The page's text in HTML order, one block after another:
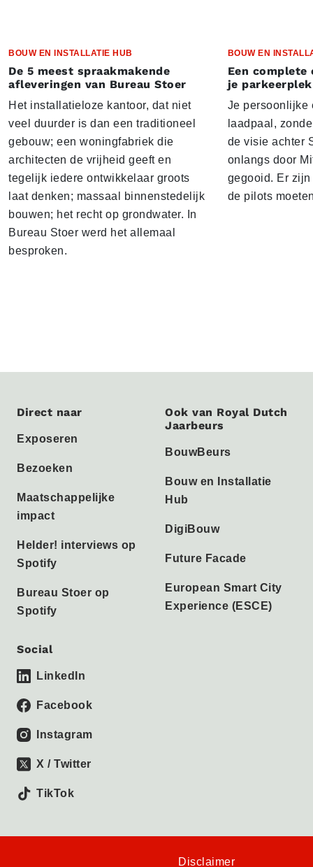
BOUW EN INSTALLATIE HUB
De 5 meest spraakmakende
afleveringen van Bureau Stoer
Het installatieloze kantoor, dat niet
veel duurder is dan een traditioneel
gebouw; een woningfabriek die
architecten de vrijheid geeft en
tegelijk iedere ontwikkelaar groots
laat denken; massaal binnenstedelijk
bouwen; het recht op grondwater. In
Bureau Stoer werd het allemaal
besproken.
BOUW EN
Een complete
je parkeerplek
Je persoonlijke
laadpaal,
de visie achter
onlangs door
gegooid. Er
de pilots
Direct naar
Exposeren
Bezoeken
Maatschappelijke
impact
Helder! interviews op
Spotify
Bureau Stoer op
Spotify
Ook van Royal Dutch
Jaarbeurs
BouwBeurs
Bouw en Installatie
Hub
DigiBouw
Future Facade
European Smart City
Experience (ESCE)
Social
LinkedIn
Facebook
Instagram
X / Twitter
TikTok
Disclaimer